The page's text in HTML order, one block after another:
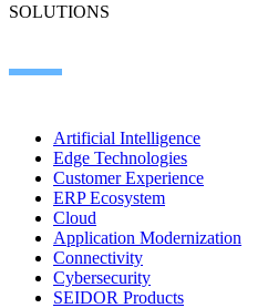
SOLUTIONS
Artificial Intelligence
Edge Technologies
Customer Experience
ERP Ecosystem
Cloud
Application Modernization
Connectivity
Cybersecurity
SEIDOR Products